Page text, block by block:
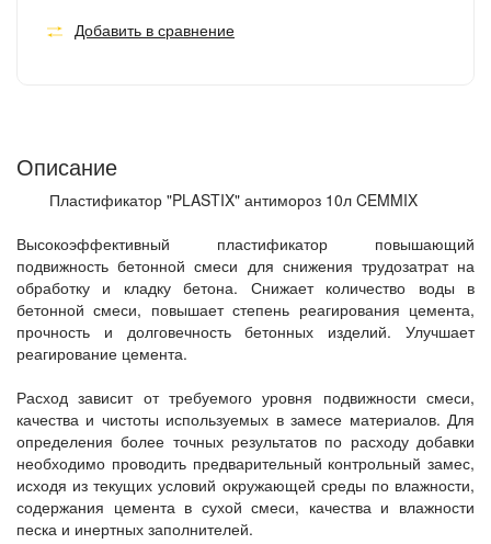
Добавить в сравнение
Описание
Пластификатор "PLASTIX" антимороз 10л CEMMIX
Высокоэффективный пластификатор повышающий
подвижность бетонной смеси для снижения трудозатрат на
обработку и кладку бетона. Снижает количество воды в
бетонной смеси, повышает степень реагирования цемента,
прочность и долговечность бетонных изделий. Улучшает
реагирование цемента.
Расход зависит от требуемого уровня подвижности смеси,
качества и чистоты используемых в замесе материалов. Для
определения более точных результатов по расходу добавки
необходимо проводить предварительный контрольный замес,
исходя из текущих условий окружающей среды по влажности,
содержания цемента в сухой смеси, качества и влажности
песка и инертных заполнителей.